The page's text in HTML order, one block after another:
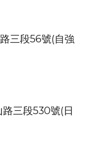
三段56號(自強
三段530號(日